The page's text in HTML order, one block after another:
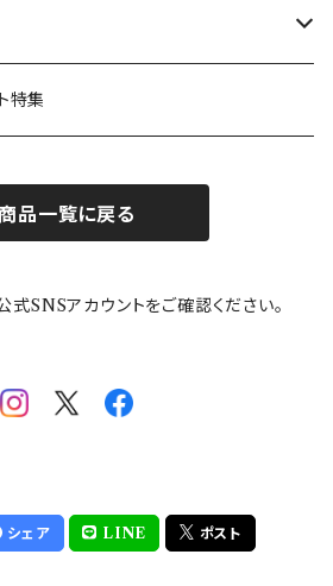
ヨンしんちゃん
アシュレイ)
)
リ)
トルズ)
bird
ーダイニング)
特集
商品一覧に戻る
SNSアカウントをご確認ください。
シェア LINE ポスト